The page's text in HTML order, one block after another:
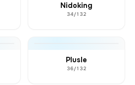
Nidoking
34/132
Plusle
36/132